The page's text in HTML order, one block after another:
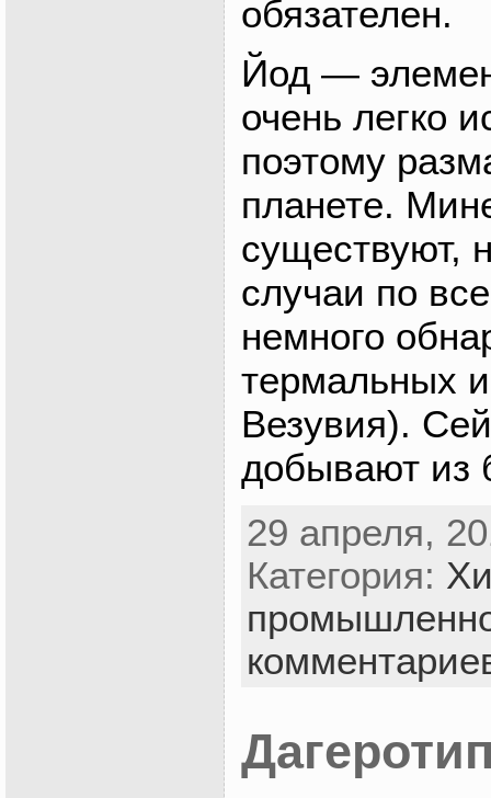
обязателен.
Йод —
очень легко
поэтому
планете.
существуют,
случаи по
немного
термальных
Везувия).
добывают из
29 апреля,
Категория: